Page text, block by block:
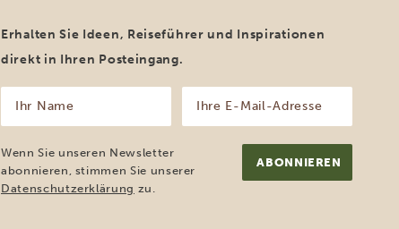
Erhalten Sie Ideen, Reiseführer und Inspirationen
direkt in Ihren Posteingang.
Name
(erforderlich)
Mail-
(erforderlich)
Wenn Sie unseren Newsletter
abonnieren, stimmen Sie unserer
Datenschutzerklärung zu.